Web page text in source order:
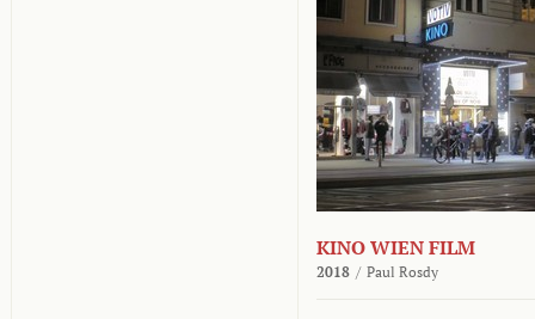
KINO WIEN FILM
2018 / Paul Rosdy